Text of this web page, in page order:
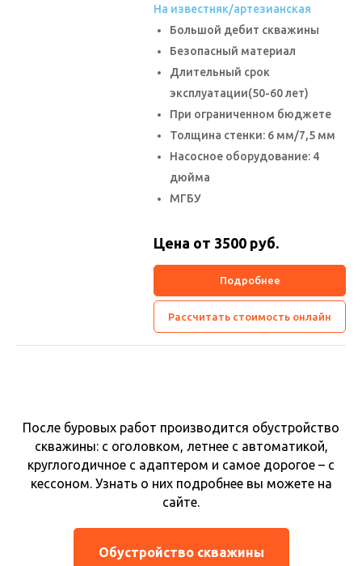
На известняк/артезианская
Большой дебит скважины
Безопасный материал
Длительный срок
эксплуатации(50-60 лет)
При ограниченном бюджете
Толщина стенки: 6 мм/7,5 мм
Насосное оборудование: 4
дюйма
МГБУ
Цена от 3500 руб.
Подробнее
Рассчитать стоимость онлайн
После буровых работ производится обустройство
скважины: с оголовком, летнее с автоматикой,
круглогодичное с адаптером и самое дорогое – с
кессоном. Узнать о них подробнее вы можете на
сайте.
Обустройство скважины